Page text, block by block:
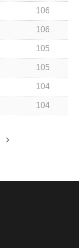
106
106
105
105
104
104